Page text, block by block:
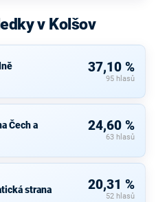
v Kolšov
37,10 %
95 hlasů
Čech a
24,60 %
63 hlasů
strana 20,31 %
52 hlasů